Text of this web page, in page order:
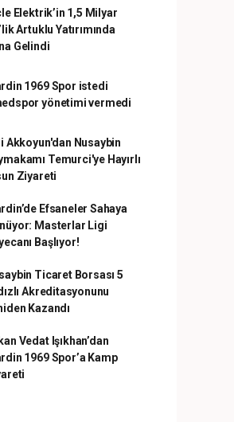
Elektrik’in 1,5 Milyar
Artuklu Yatırımında
Gelindi
1969 Spor istedi
yönetimi vermedi
Akkoyun'dan Nusaybin
Temurci'ye Hayırlı
Ziyareti
Efsaneler Sahaya
Masterlar Ligi
Başlıyor!
Ticaret Borsası 5
Akreditasyonunu
Kazandı
Vedat Işıkhan’dan
1969 Spor’a Kamp